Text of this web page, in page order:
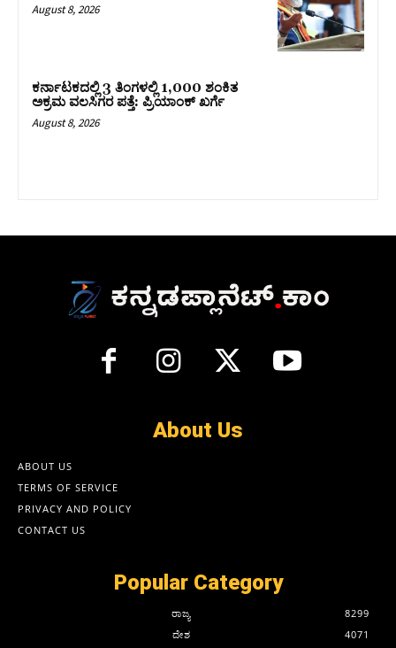
August 8, 2026
ಕರ್ನಾಟಕದಲ್ಲಿ 3 ತಿಂಗಳಲ್ಲಿ 1,000 ಶಂಕಿತ
ಅಕ್ರಮ ವಲಸಿಗರ ಪತ್ತೆ: ಪ್ರಿಯಾಂಕ್‌ ಖರ್ಗೆ
August 8, 2026
About Us
ABOUT US
TERMS OF SERVICE
PRIVACY AND POLICY
CONTACT US
Popular Category
ರಾಜ್ಯ
8299
ದೇಶ
4071